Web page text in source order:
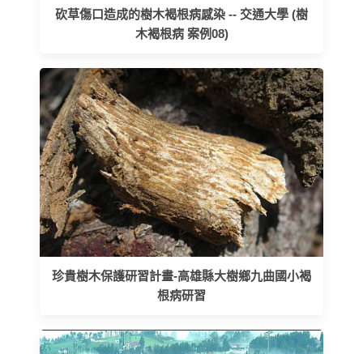
砍草傷口造成的樹木褐根病感染 -- 交通大學 (樹
木褐根病 案例08)
珍貴樹木保護研習計畫-高雄縣大樹鄉九曲國小褐
根病研習